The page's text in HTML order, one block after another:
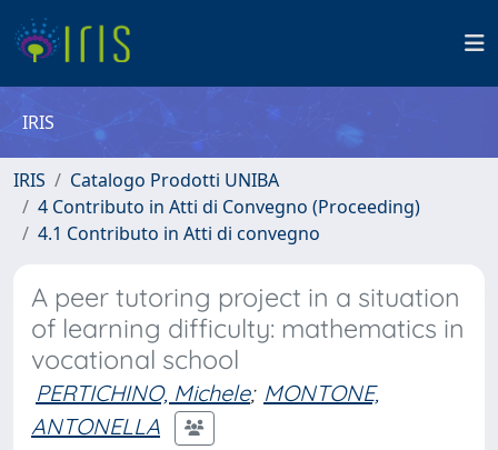
IRIS
IRIS
Catalogo Prodotti UNIBA
4 Contributo in Atti di Convegno (Proceeding)
4.1 Contributo in Atti di convegno
A peer tutoring project in a situation
of learning difficulty: mathematics in
vocational school
PERTICHINO, Michele; MONTONE,
ANTONELLA